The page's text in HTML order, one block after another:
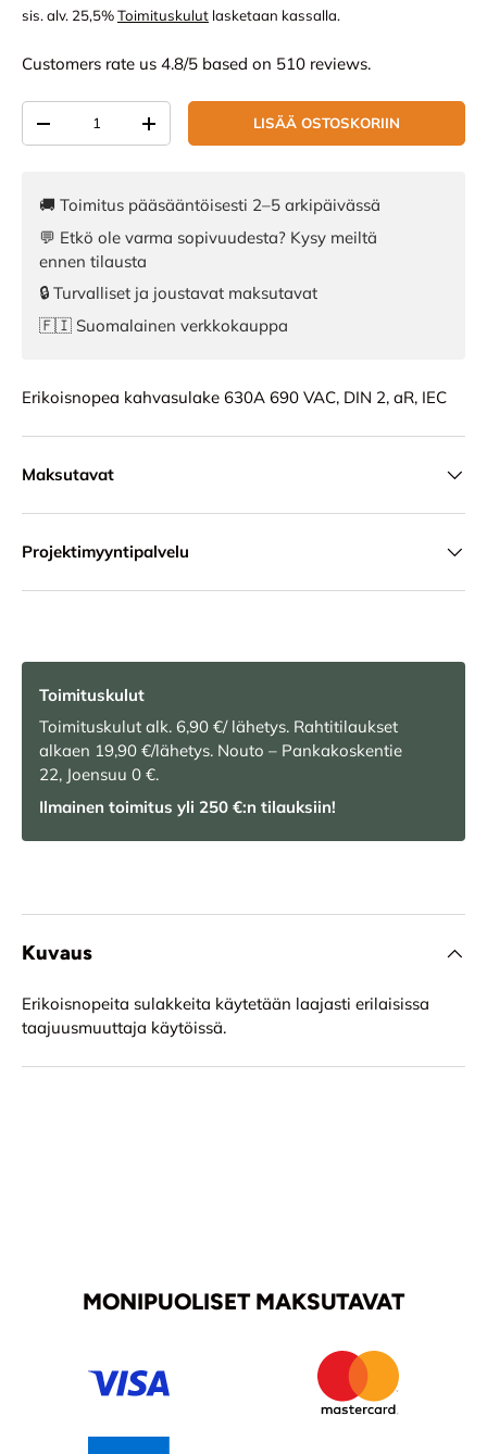
sis. alv. 25,5%Toimituskulut lasketaan kassalla.
Customers rate us 4.8/5 based on 510 reviews.
VÄHENNÄ MÄÄRÄÄLISÄÄ MÄÄRÄÄLISÄÄ OSTOSKORIIN
🚚 Toimitus pääsääntöisesti 2–5 arkipäivässä
💬 Etkö ole varma sopivuudesta? Kysy meiltä
ennen tilausta
🔒 Turvalliset ja joustavat maksutavat
🇫🇮 Suomalainen verkkokauppa
Erikoisnopea kahvasulake 630A 690 VAC, DIN 2, aR, IEC
Maksutavat
Projektimyyntipalvelu
Toimituskulut
Toimituskulut alk. 6,90 €/ lähetys. Rahtitilaukset
alkaen 19,90 €/lähetys. Nouto – Pankakoskentie
22, Joensuu 0 €.
Ilmainen toimitus yli 250 €:n tilauksiin!
Kuvaus
Erikoisnopeita sulakkeita käytetään laajasti erilaisissa
taajuusmuuttaja käytöissä.
MONIPUOLISET MAKSUTAVAT